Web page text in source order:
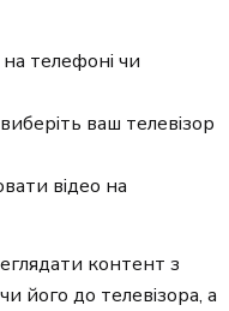
телефоні чи
виберіть ваш телевізор
відео на
контент з
його до телевізора, а